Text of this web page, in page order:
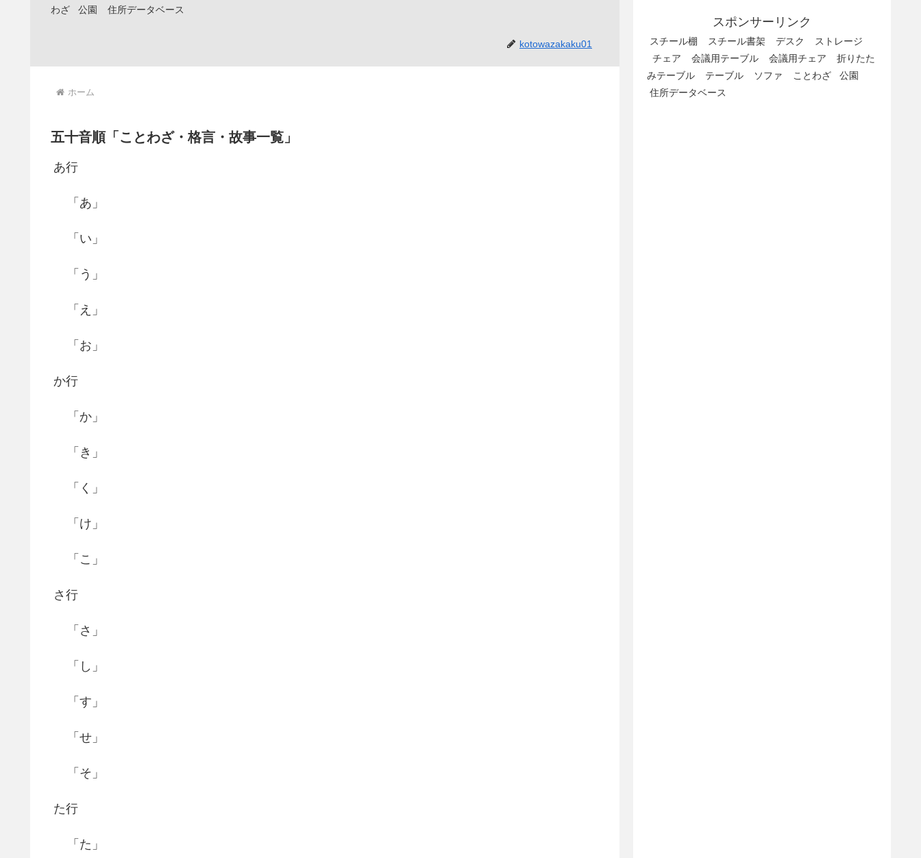
わざ
公園 住所データベース
kotowazakaku01
ホーム
五十音順「ことわざ・格言・故事一覧」
あ行
「あ」
「い」
「う」
「え」
「お」
か行
「か」
「き」
「く」
「け」
「こ」
さ行
「さ」
「し」
「す」
「せ」
「そ」
た行
「た」
スポンサーリンク
スチール棚 スチール書架 デスク
ストレージ
チェア
会議用テーブル 会議用チェア
折りたた
みテーブル
テーブル ソファ ことわざ
公園
住所データベース